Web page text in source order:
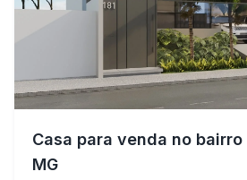
Casa para venda no
MG